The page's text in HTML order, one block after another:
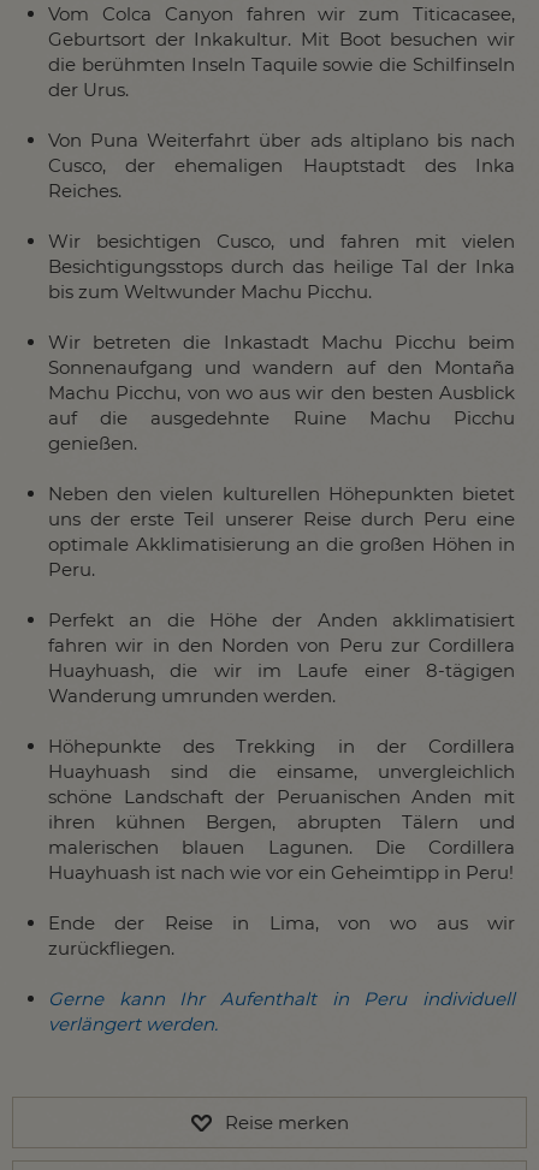
Vom Colca Canyon fahren wir zum Titicacasee,
Geburtsort der Inkakultur. Mit Boot besuchen wir
die berühmten Inseln Taquile sowie die Schilfinseln
der Urus.
Von Puna Weiterfahrt über ads altiplano bis nach
Cusco, der ehemaligen Hauptstadt des Inka
Reiches.
Wir besichtigen Cusco, und fahren mit vielen
Besichtigungsstops durch das heilige Tal der Inka
bis zum Weltwunder Machu Picchu.
Wir betreten die Inkastadt Machu Picchu beim
Sonnenaufgang und wandern auf den Montaña
Machu Picchu, von wo aus wir den besten Ausblick
auf die ausgedehnte Ruine Machu Picchu
genießen.
Neben den vielen kulturellen Höhepunkten bietet
uns der erste Teil unserer Reise durch Peru eine
optimale Akklimatisierung an die großen Höhen in
Peru.
Perfekt an die Höhe der Anden akklimatisiert
fahren wir in den Norden von Peru zur Cordillera
Huayhuash, die wir im Laufe einer 8-tägigen
Wanderung umrunden werden.
Höhepunkte des Trekking in der Cordillera
Huayhuash sind die einsame, unvergleichlich
schöne Landschaft der Peruanischen Anden mit
ihren kühnen Bergen, abrupten Tälern und
malerischen blauen Lagunen. Die Cordillera
Huayhuash ist nach wie vor ein Geheimtipp in Peru!
Ende der Reise in Lima, von wo aus wir
zurückfliegen.
Gerne kann Ihr Aufenthalt in Peru individuell
verlängert werden.
Reise merken